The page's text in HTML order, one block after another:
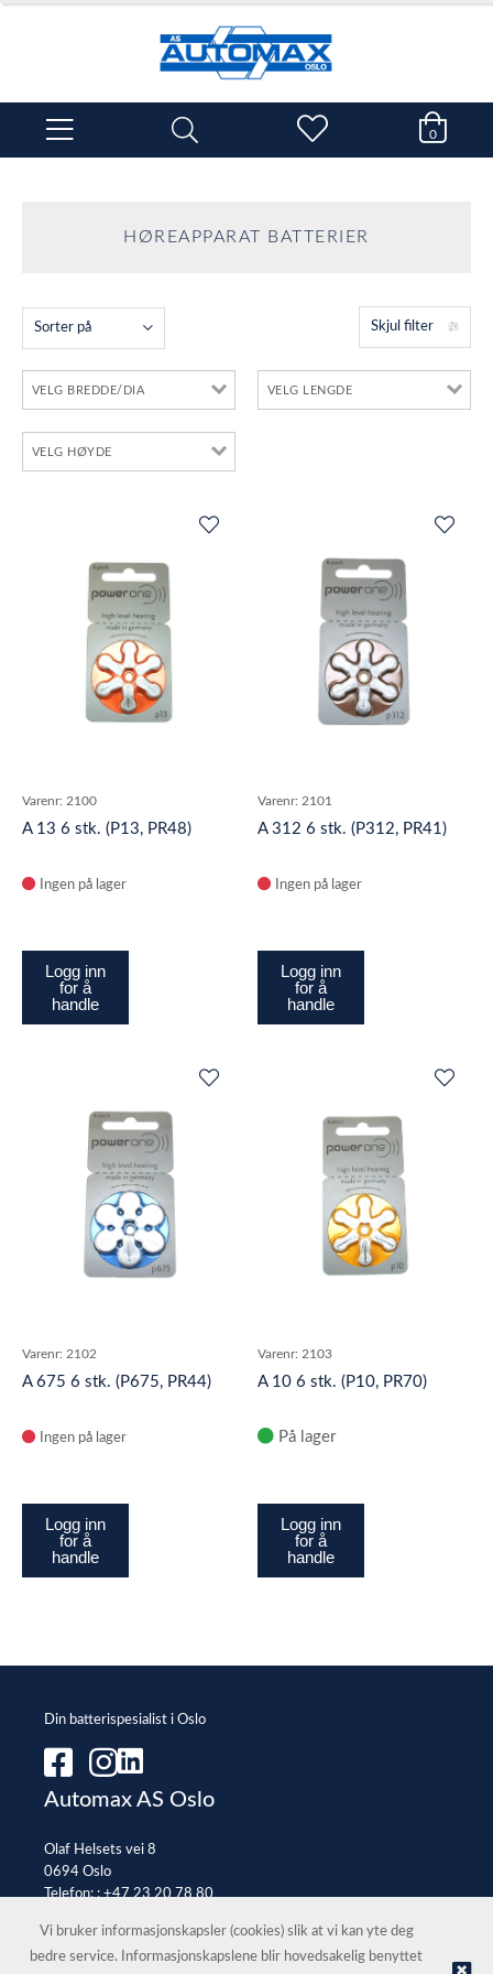
0
HØREAPPARAT BATTERIER
Skjul filter
Sorter på
Varenr: 2100
A 13 6 stk. (P13, PR48)
Ingen på lager
Logg inn
for å
handle
Varenr: 2101
A 312 6 stk. (P312, PR41)
Ingen på lager
Logg inn
for å
handle
Varenr: 2102
A 675 6 stk. (P675, PR44)
Ingen på lager
Logg inn
for å
handle
Varenr: 2103
A 10 6 stk. (P10, PR70)
På lager
Logg inn
for å
handle
Din batterispesialist i Oslo
Automax AS Oslo
Olaf Helsets vei 8
0694 Oslo
Telefon: :+47 23 20 78 80
Vi bruker informasjonskapsler (cookies) slik at vi kan yte deg
bedre service. Informasjonskapslene blir hovedsakelig benyttet